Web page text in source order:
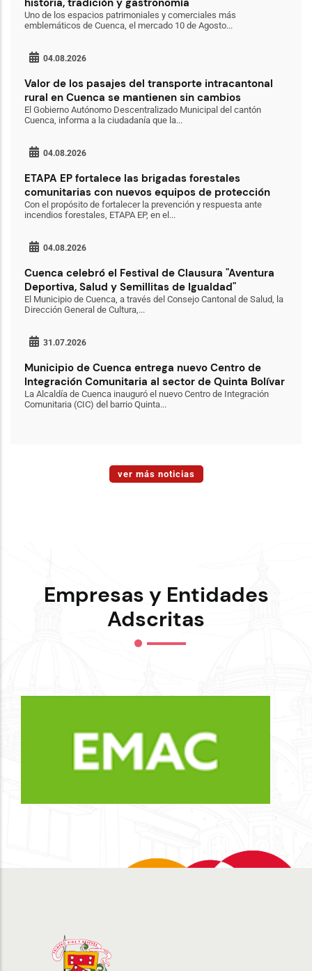
Uno de los espacios patrimoniales y comerciales más
emblemáticos de Cuenca, el mercado 10 de Agosto...
04.08.2026
Valor de los pasajes del transporte intracantonal
rural en Cuenca se mantienen sin cambios
El Gobierno Autónomo Descentralizado Municipal del cantón
Cuenca, informa a la ciudadanía que la...
04.08.2026
ETAPA EP fortalece las brigadas forestales
comunitarias con nuevos equipos de protección
Con el propósito de fortalecer la prevención y respuesta ante
incendios forestales, ETAPA EP, en el...
04.08.2026
Cuenca celebró el Festival de Clausura "Aventura
Deportiva, Salud y Semillitas de Igualdad"
El Municipio de Cuenca, a través del Consejo Cantonal de Salud, la
Dirección General de Cultura,...
31.07.2026
Municipio de Cuenca entrega nuevo Centro de
Integración Comunitaria al sector de Quinta Bolívar
La Alcaldía de Cuenca inauguró el nuevo Centro de Integración
Comunitaria (CIC) del barrio Quinta...
ver más noticias
Empresas y Entidades
Adscritas